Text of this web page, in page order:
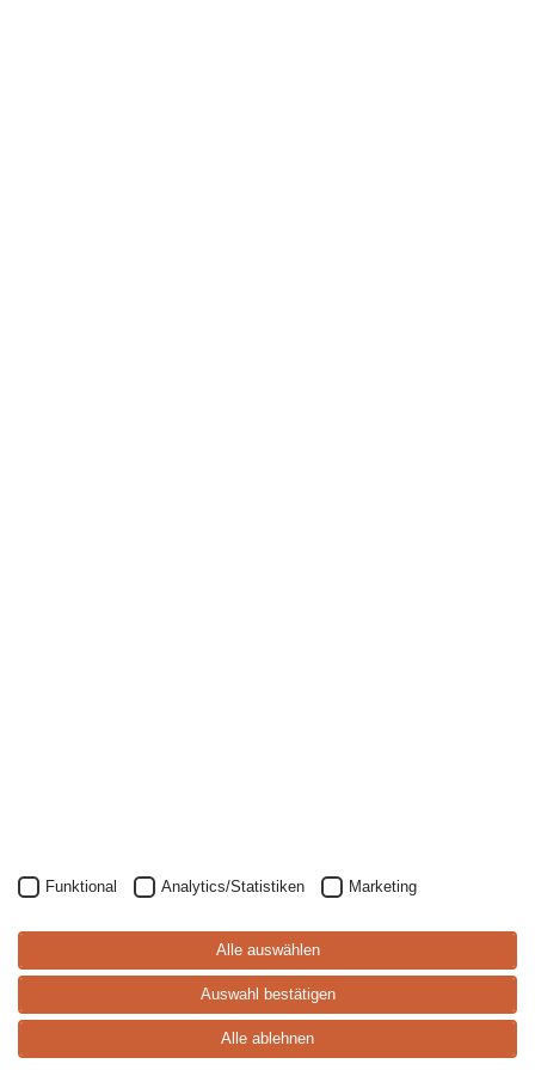
S
p
ei
s
e
-
k
a
rt
Funktional Analytics/Statistiken Marketing
Alle auswählen
Auswahl bestätigen
Alle ablehnen